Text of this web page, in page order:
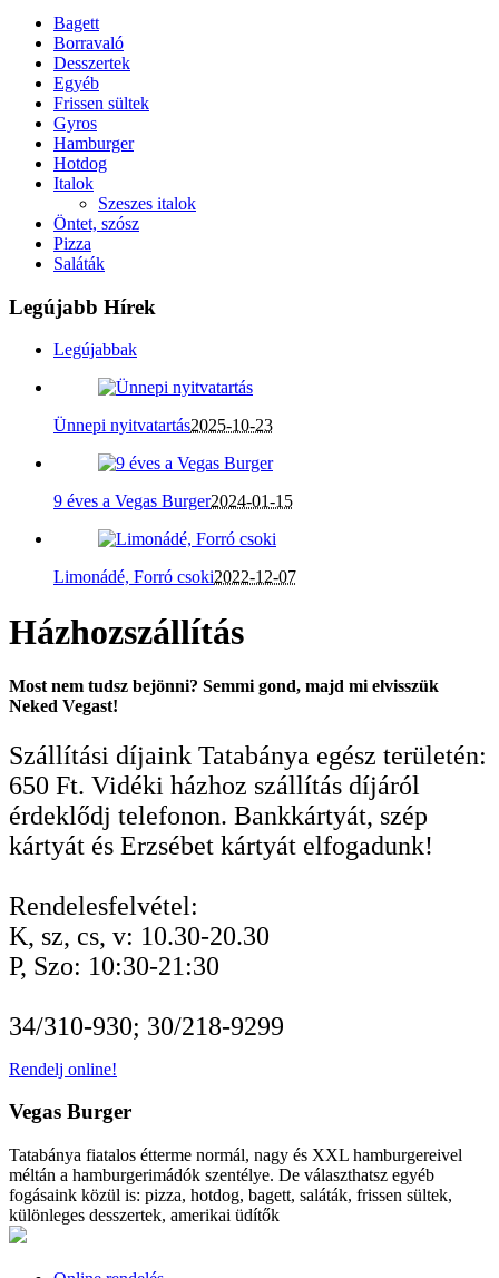
Bagett
Borravaló
Desszertek
Egyéb
Frissen sültek
Gyros
Hamburger
Hotdog
Italok
Szeszes italok
Öntet, szósz
Pizza
Saláták
Legújabb Hírek
Legújabbak
Ünnepi nyitvatartás2025-10-23
9 éves a Vegas Burger2024-01-15
Limonádé, Forró csoki2022-12-07
Házhozszállítás
Most nem tudsz bejönni? Semmi gond, majd mi elvisszük
Neked Vegast!
Szállítási díjaink Tatabánya egész területén:
650 Ft. Vidéki házhoz szállítás díjáról
érdeklődj telefonon. Bankkártyát, szép
kártyát és Erzsébet kártyát elfogadunk!
Rendelesfelvétel:
K, sz, cs, v: 10.30-20.30
P, Szo: 10:30-21:30
34/310-930; 30/218-9299
Rendelj online!
Vegas Burger
Tatabánya fiatalos étterme normál, nagy és XXL hamburgereivel
méltán a hamburgerimádók szentélye. De választhatsz egyéb
fogásaink közül is: pizza, hotdog, bagett, saláták, frissen sültek,
különleges desszertek, amerikai üdítők